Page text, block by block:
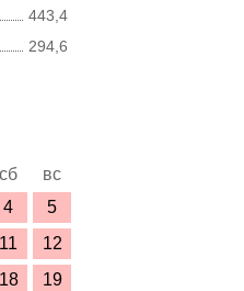
443,4
294,6
сб
вс
4
5
11
12
18
19